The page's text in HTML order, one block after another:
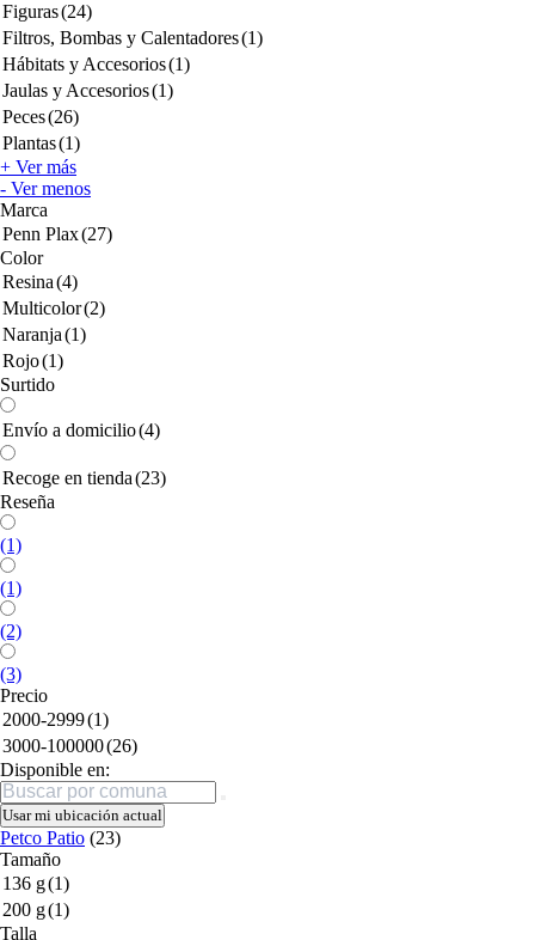
Figuras(24)
Filtros, Bombas y Calentadores(1)
Hábitats y Accesorios(1)
Jaulas y Accesorios(1)
Peces(26)
Plantas(1)
+ Ver más
- Ver menos
Marca
Penn Plax(27)
Color
Resina(4)
Multicolor(2)
Naranja(1)
Rojo(1)
Surtido
Envío a domicilio(4)
Recoge en tienda(23)
Reseña
(1)
(1)
(2)
(3)
Precio
2000-2999(1)
3000-100000(26)
Disponible en:
Buscar
Usar mi ubicación actual
Petco Patio (23)
Tamaño
136 g(1)
200 g(1)
Talla